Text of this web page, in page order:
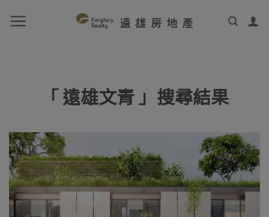
「 遠雄文青 」搜尋結果